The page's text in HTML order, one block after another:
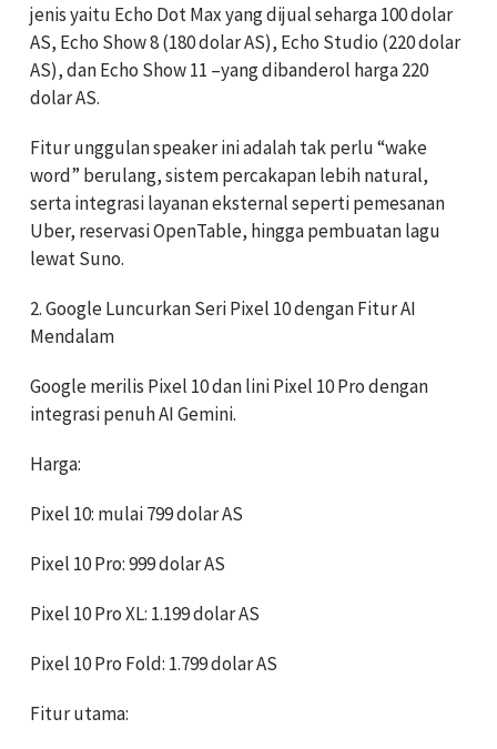
jenis yaitu Echo Dot Max yang dijual seharga 100 dolar
AS, Echo Show 8 (180 dolar AS), Echo Studio (220 dolar
AS), dan Echo Show 11 –yang dibanderol harga 220
dolar AS.
Fitur unggulan speaker ini adalah tak perlu “wake
word” berulang, sistem percakapan lebih natural,
serta integrasi layanan eksternal seperti pemesanan
Uber, reservasi OpenTable, hingga pembuatan lagu
lewat Suno.
2. Google Luncurkan Seri Pixel 10 dengan Fitur AI
Mendalam
Google merilis Pixel 10 dan lini Pixel 10 Pro dengan
integrasi penuh AI Gemini.
Harga:
Pixel 10: mulai 799 dolar AS
Pixel 10 Pro: 999 dolar AS
Pixel 10 Pro XL: 1.199 dolar AS
Pixel 10 Pro Fold: 1.799 dolar AS
Fitur utama: